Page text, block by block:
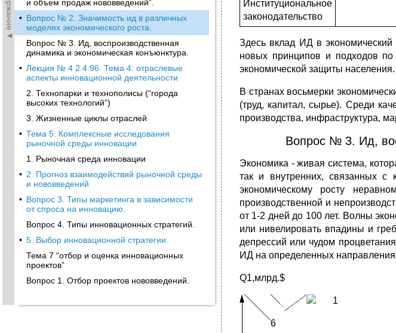
и объем продаж нововведений”.
• Вопрос № 2. Значимость ид в различных
моделях экономического роста.
Вопрос № 3. Ид, воспроизводственная
динамика и экономическая конъюнктура.
• Лекция № 4 2.4.96. Тема 4: отраслевые
аспекты инновационной деятельности
2. Технопарки и технополисы (“города
высоких технологий”)
3. Жизненные циклы отраслей
• Тема 5. Комплексные исследования
рыночной среды инновации
1. Рыночная среда инновации
• 2. Прогноз взаимодействий рыночной среды
и нововведений
• Вопрос 3. Типы маркетинга в зависимости
от спроса на инновацию.
Вопрос 4. Типы инновационных стратегий.
• 5. Выбор инновационной стратегии.
Тема 7 “отбор и оценка инновационных
проектов”
Вопрос 1. Отбор проектов нововведений.
Институциональное
законодательство
Здесь вклад ИД в
новых принципов и подходов по
экономической защиты населения.
В странах восьмерки
(труд, капитал, сырье). Среди
производства, инфраструктура,
Вопрос № 3. Ид,
Экономика - живая система,
так и внутренних, связанных с
экономическому росту
производственной и
от 1-2 дней до 100 лет. Волны
или нивелировать впадины и
депрессий или чудом
ИД на определенных
Q1,млрд.$
1
6